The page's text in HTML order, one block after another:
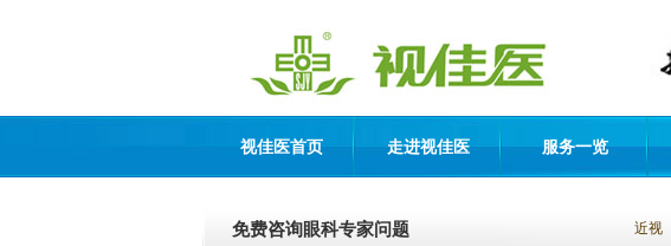
视佳医首页 走进视佳医 服务一览
免费咨询眼科专家问题 近视